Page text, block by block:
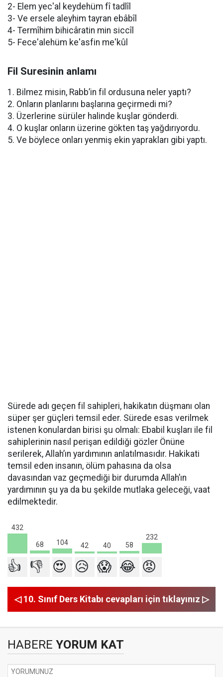
2- Elem yec'al keydehüm fî tadlîl
3- Ve ersele aleyhim tayran ebâbîl
4- Termîhim bihicâratin min siccîl
5- Fece'alehüm ke'asfin me'kûl
Fil Suresinin anlamı
1. Bilmez misin, Rabb’in fil ordusuna neler yaptı?
2. Onların planlarını başlarına geçirmedi mi?
3. Üzerlerine sürüler halinde kuşlar gönderdi.
4. O kuşlar onların üzerine gökten taş yağdırıyordu.
5. Ve böylece onları yenmiş ekin yaprakları gibi yaptı.
Sürede adı geçen fil sahipleri, hakikatın düşmanı olan
süper şer güçleri temsil eder. Sürede esas verilmek
istenen konulardan birisi şu ol­malı: Ebabil kuşları ile fil
sahiplerinin nasıl perişan edildiği göz­ler Önüne
serilerek, Allah’ın yardımının anlatılmasıdır. Hakikati
temsil eden insanın, ölüm pahasına da olsa
davasından vaz geçmediği bir durumda Allah’ın
yardımının şu ya da bu şekil­de mutlaka geleceği, vaat
edilmektedir.
432
68 104 42 40 58
232
👍 👎 😍 😥 😱 😂 😡
◁ 10. Sınıf Ders Kitabı cevapları için tıklayınız ▷
HABERE YORUM KAT